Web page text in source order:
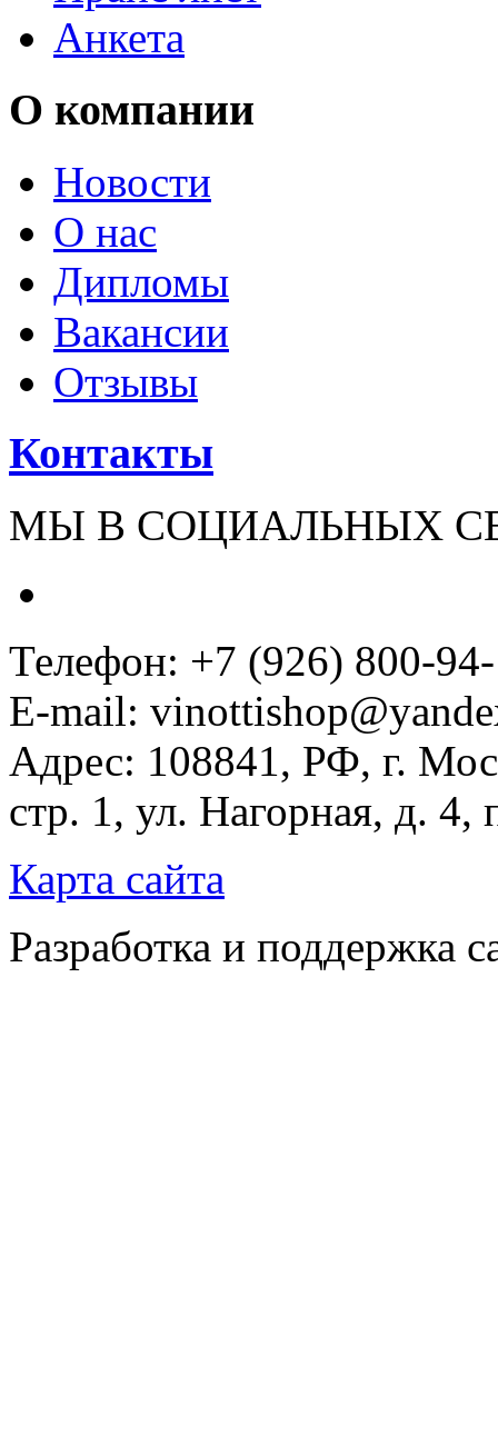
Анкета
О компании
Новости
О нас
Дипломы
Вакансии
Отзывы
Контакты
МЫ В СОЦИАЛЬНЫХ
Телефон: +7 (926) 800-
E-mail:
Адрес: 108841, РФ, г.
стр. 1, ул. Нагорная, д.
Карта сайта
Разработка и поддержка